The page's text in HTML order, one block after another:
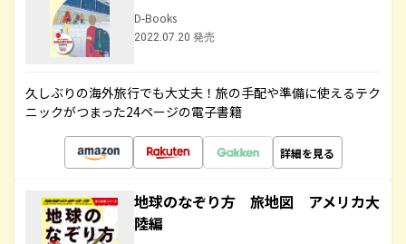
D-Books
2022.07.20 発売
久しぶりの海外旅行でも大丈夫！旅の手配や準備に使えるテク
ニックがつまった24ページの電子書籍
詳細を見る
地球のなぞり方 旅地図 アメリカ大
陸編